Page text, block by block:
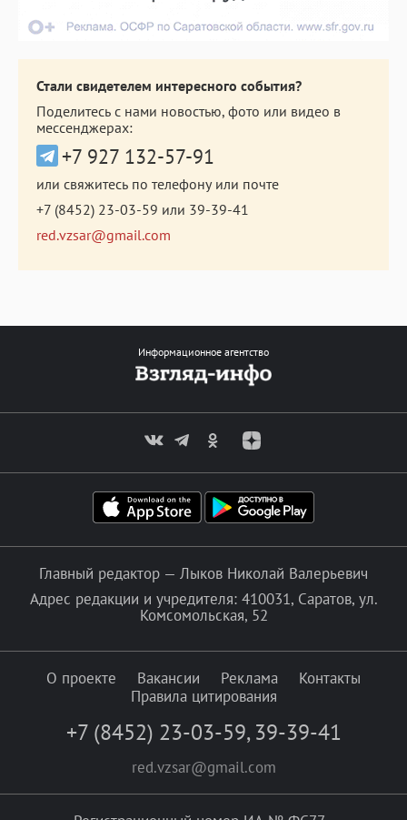
Стали свидетелем интересного события?
Поделитесь с нами новостью, фото или видео в
мессенджерах:
+7 927 132-57-91
или свяжитесь по телефону или почте
+7 (8452) 23-03-59 или 39-39-41
red.vzsar@gmail.com
Информационное агентство
Главный редактор — Лыков Николай Валерьевич
Адрес редакции и учредителя: 410031, Саратов, ул.
Комсомольская, 52
О проекте Вакансии Реклама
Контакты
Правила цитирования
+7 (8452) 23-03-59, 39-39-41
red.vzsar@gmail.com